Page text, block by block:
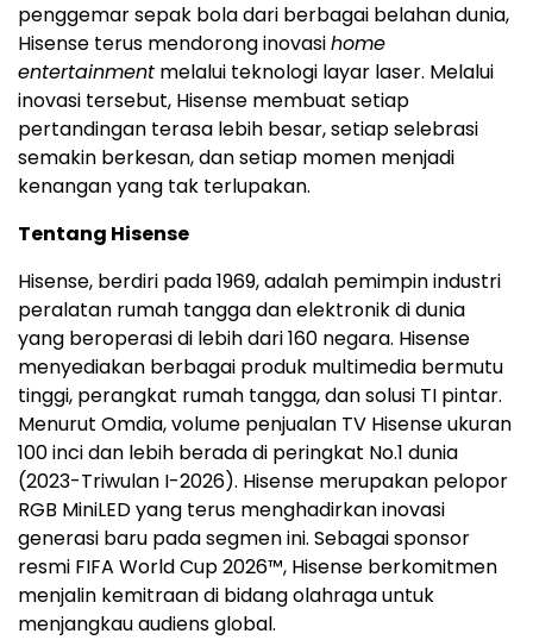
penggemar sepak bola dari berbagai belahan dunia,
Hisense terus mendorong inovasihome
entertainment melalui teknologi layar laser. Melalui
inovasi tersebut, Hisense membuat setiap
pertandingan terasa lebih besar, setiap selebrasi
semakin berkesan, dan setiap momen menjadi
kenangan yang tak terlupakan.
Tentang Hisense
Hisense, berdiri pada 1969, adalah pemimpin industri
peralatan rumah tangga dan elektronik di dunia
yang beroperasi di lebih dari 160 negara. Hisense
menyediakan berbagai produk multimedia bermutu
tinggi, perangkat rumah tangga, dan solusi TI pintar.
Menurut Omdia, volume penjualan TV Hisense ukuran
100 inci dan lebih berada di peringkat No.1 dunia
(2023-Triwulan I-2026). Hisense merupakan pelopor
RGB MiniLED yang terus menghadirkan inovasi
generasi baru pada segmen ini. Sebagai sponsor
resmi FIFA World Cup 2026™, Hisense berkomitmen
menjalin kemitraan di bidang olahraga untuk
menjangkau audiens global.